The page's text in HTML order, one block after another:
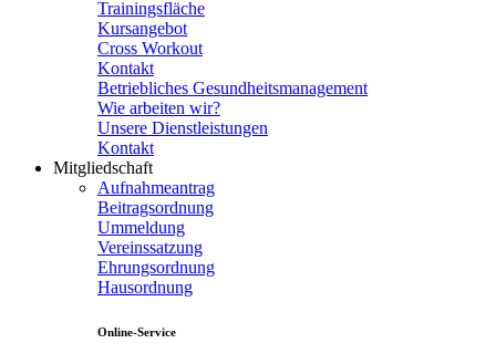
Trainingsfläche
Kursangebot
Cross Workout
Kontakt
Betriebliches Gesundheitsmanagement
Wie arbeiten wir?
Unsere Dienstleistungen
Kontakt
Mitgliedschaft
Aufnahmeantrag
Beitragsordnung
Ummeldung
Vereinssatzung
Ehrungsordnung
Hausordnung
Online-Service